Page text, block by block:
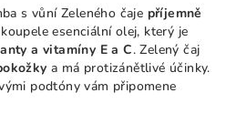
s vůníZeleného čaje příjemně
esenciální olej, který je
a vitamíny E a C. Zelený čaj
a má protizánětlivé účinky.
podtóny vám připomene